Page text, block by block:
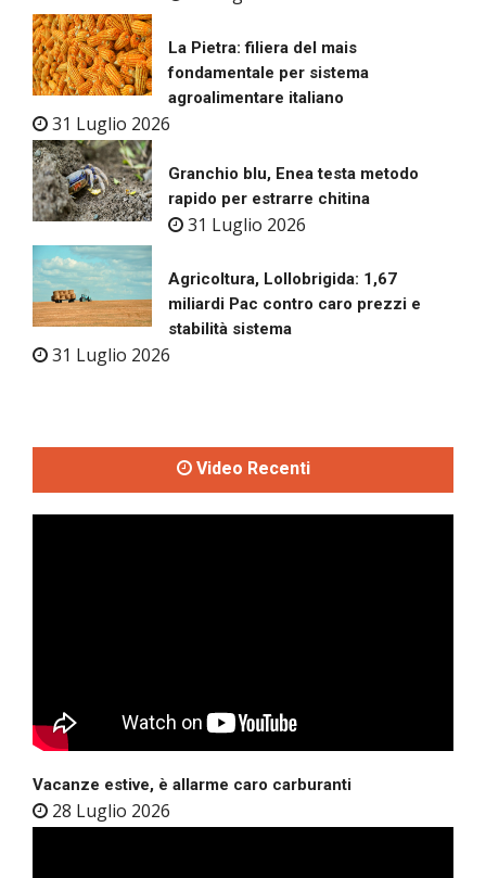
La Pietra: filiera del mais
fondamentale per sistema
agroalimentare italiano
31 Luglio 2026
Granchio blu, Enea testa metodo
rapido per estrarre chitina
31 Luglio 2026
Agricoltura, Lollobrigida: 1,67
miliardi Pac contro caro prezzi e
stabilità sistema
31 Luglio 2026
Video Recenti
Vacanze estive, è allarme caro carburanti
28 Luglio 2026